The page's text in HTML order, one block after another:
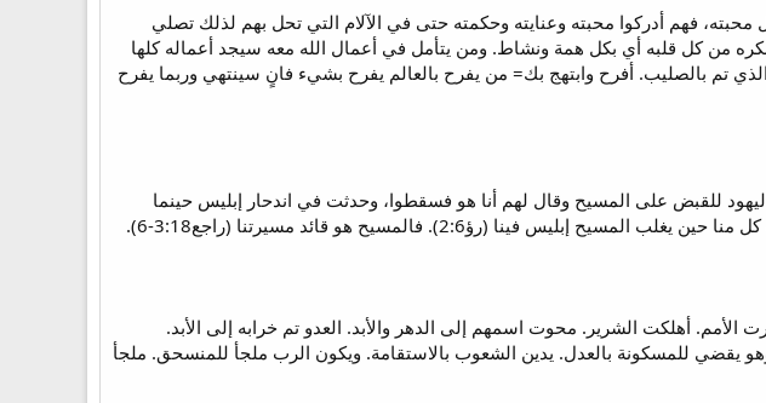
فهم أدركوا محبته وعنايته وحكمته حتى في الآلام التي تحل بهم لذلك تصلي
من كل قلبه أي بكل همة ونشاط. ومن يتأمل في أعمال الله معه سيجد أعماله كلها
تم بالصليب. أفرح وابتهج بك= من يفرح بالعالم يفرح بشيء فانٍ سينتهي وربما يفرح
للقبض على المسيح وقال لهم أنا هو فسقطوا، وحدثت في اندحار إبليس حينما
(رؤ2:6). فالمسيح هو قائد مسيرتنا (راجع3:18-6).
الأمم. أهلكت الشرير. محوت اسمهم إلى الدهر والأبد. العدو تم خرابه إلى الأبد.
يقضي للمسكونة بالعدل. يدين الشعوب بالاستقامة. ويكون الرب ملجأ للمنسحق. ملجأ